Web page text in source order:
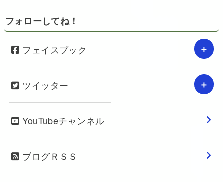
フォローしてね！
フェイスブック
ツイッター
YouTubeチャンネル
ブログＲＳＳ